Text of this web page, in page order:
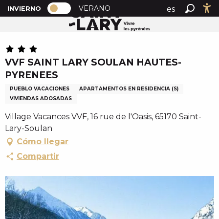
A
l
e
r
a
u
c
o
n
t
e
n
u
r
i
n
PAGE D’ACCUEIL ACTUELLE HIVER : PASSER EN
INVIERNO PAGE D’ACCUEIL ACTUELLE HIVER :
VERANO
es
Buscar
Inicio VVF SAINT LARY SOULAN HAUTES-PYRENEES
VVF SAINT LARY SOULAN HAUTES-
PYRENEES
PUEBLO VACACIONES
APARTAMENTOS EN RESIDENCIA (S)
VIVIENDAS ADOSADAS
Village Vacances VVF, 16 rue de l'Oasis, 65170 Saint-
Lary-Soulan
Cómo llegar
Compartir